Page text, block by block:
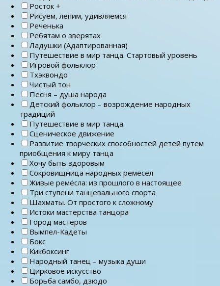
Росток +
Рисуем, лепим, удивляемся
Реченька
Ребятам о зверятах
Ладушки (Адаптированная)
Путешествие в мир танца. Стартовый уровень
Игровой фольклор
Тхэквондо
Чистый тон
Песня – душа народа
Детский фольклор – возрождение народных
традиций
Путешествие в мир танца.
Сценическое движение
Развитие творческих способностей детей путем
приобщения к миру танца
Хочу быть здоровым
Сокровищница народных ремёсел
Живые ремёсла: из прошлого в настоящее
Три ступени танцевального спорта
Шахматы. От простого к сложному
Истоки мастерства танцора
Город мастеров
Вымпел-Кадеты
Бокс
Кикбоксинг
Народный танец – музыка души
Цирковое искусство
Борьба самбо, дзюдо